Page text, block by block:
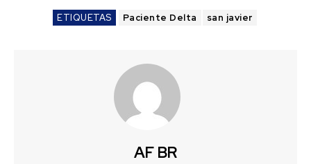
ETIQUETAS Paciente Delta san javier
AF BR